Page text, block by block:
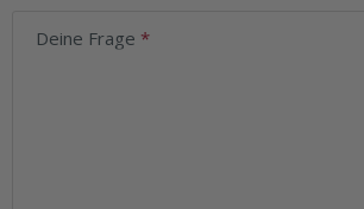
Deine Frage